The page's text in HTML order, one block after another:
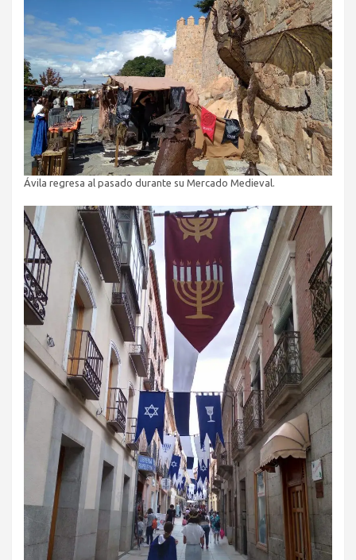
Ávila regresa al pasado durante su Mercado Medieval.